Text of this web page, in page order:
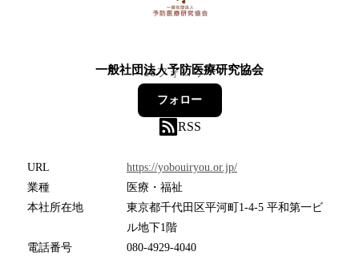
一般社団法人予防医療研究協会
18フォロワー
フォロー
RSS
URL
https://yobouiryou.or.jp/
業種
医療・福祉
本社所在地
東京都千代田区平河町1-4-5 平和第一ビ
ル地下1階
電話番号
080-4929-4040